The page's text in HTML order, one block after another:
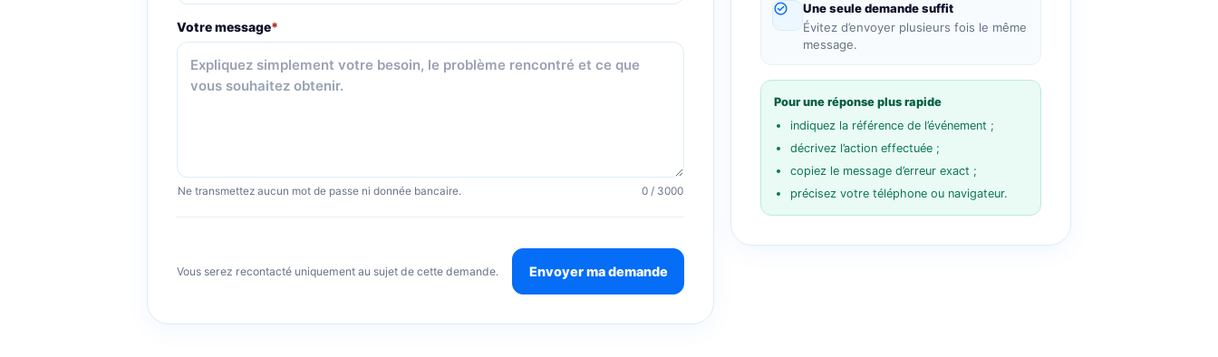
Votre message*
Ne transmettez aucun mot de passe ni donnée bancaire. 0 / 3000
Vous serez recontacté uniquement au sujet de cette demande. Envoyer ma demande
Une seule demande suffit
Évitez d’envoyer plusieurs fois le même
message.
Pour une réponse plus rapide
indiquez la référence de l’événement ;
décrivez l’action effectuée ;
copiez le message d’erreur exact ;
précisez votre téléphone ou navigateur.